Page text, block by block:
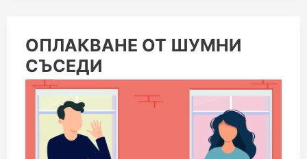
ОПЛАКВАНЕ ОТ ШУМНИ
СЪСЕДИ
ОПЛАКВАНЕ
ОТ
ШУМНИ
СЪСЕДИ